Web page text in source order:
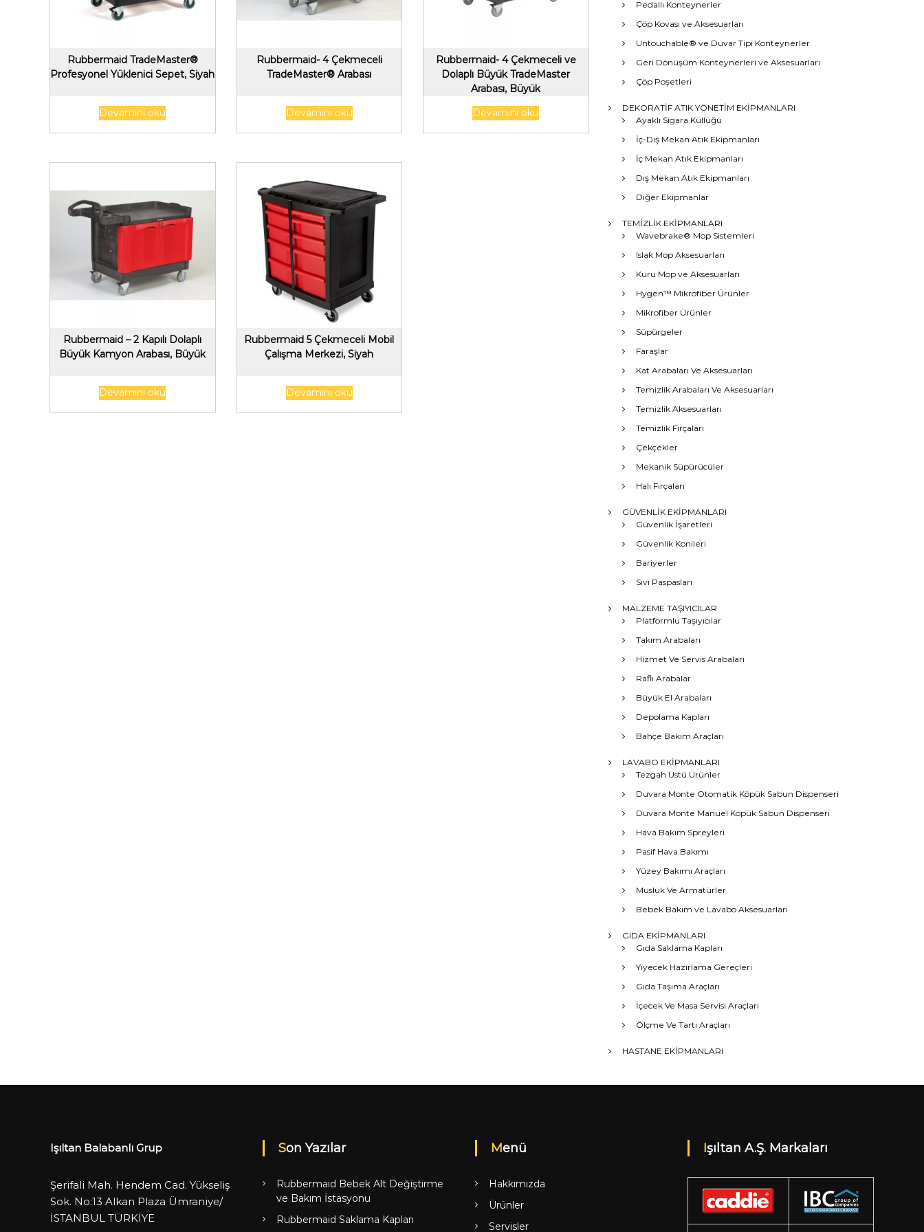
Rubbermaid TradeMaster®
Profesyonel Yüklenici Sepet, Siyah
Devamını oku
Rubbermaid- 4 Çekmeceli
TradeMaster® Arabası
Devamını oku
Rubbermaid- 4 Çekmeceli ve
Dolaplı Büyük TradeMaster
Arabası, Büyük
Devamını oku
Rubbermaid – 2 Kapılı Dolaplı
Büyük Kamyon Arabası, Büyük
Devamını oku
Rubbermaid 5 Çekmeceli Mobil
Çalışma Merkezi, Siyah
Devamını oku
Pedallı Konteynerler
Çöp Kovası ve Aksesuarları
Untouchable® ve Duvar Tipi Konteynerler
Geri Dönüşüm Konteynerleri ve Aksesuarları
Çöp Poşetleri
DEKORATİF ATIK YÖNETİM EKİPMANLARI
Ayaklı Sigara Küllüğü
İç-Dış Mekan Atık Ekipmanları
İç Mekan Atık Ekipmanları
Dış Mekan Atık Ekipmanları
Diğer Ekipmanlar
TEMİZLİK EKİPMANLARI
Wavebrake® Mop Sistemleri
Islak Mop Aksesuarları
Kuru Mop ve Aksesuarları
Hygen™ Mikrofiber Ürünler
Mikrofiber Ürünler
Süpürgeler
Faraşlar
Kat Arabaları Ve Aksesuarları
Temizlik Arabaları Ve Aksesuarları
Temizlik Aksesuarları
Temizlik Fırçaları
Çekçekler
Mekanik Süpürücüler
Halı Fırçaları
GÜVENLİK EKİPMANLARI
Güvenlik İşaretleri
Güvenlik Konileri
Bariyerler
Sıvı Paspasları
MALZEME TAŞIYICILAR
Platformlu Taşıyıcılar
Takım Arabaları
Hizmet Ve Servis Arabaları
Raflı Arabalar
Büyük El Arabaları
Depolama Kapları
Bahçe Bakım Araçları
LAVABO EKİPMANLARI
Tezgah Üstü Ürünler
Duvara Monte Otomatik Köpük Sabun Dispenseri
Duvara Monte Manuel Köpük Sabun Dispenseri
Hava Bakım Spreyleri
Pasif Hava Bakımı
Yüzey Bakımı Araçları
Musluk Ve Armatürler
Bebek Bakım ve Lavabo Aksesuarları
GIDA EKİPMANLARI
Gıda Saklama Kapları
Yiyecek Hazırlama Gereçleri
Gıda Taşıma Araçları
İçecek Ve Masa Servisi Araçları
Ölçme Ve Tartı Araçları
HASTANE EKİPMANLARI
Işıltan Balabanlı Grup
Şerifali Mah. Hendem Cad. Yükseliş
Sok. No:13 Alkan Plaza Ümraniye/
İSTANBUL TÜRKİYE
Son Yazılar
Rubbermaid Bebek Alt Değiştirme
ve Bakım İstasyonu
Rubbermaid Saklama Kapları
Menü
Hakkımızda
Ürünler
Servisler
Işıltan A.Ş. Markaları